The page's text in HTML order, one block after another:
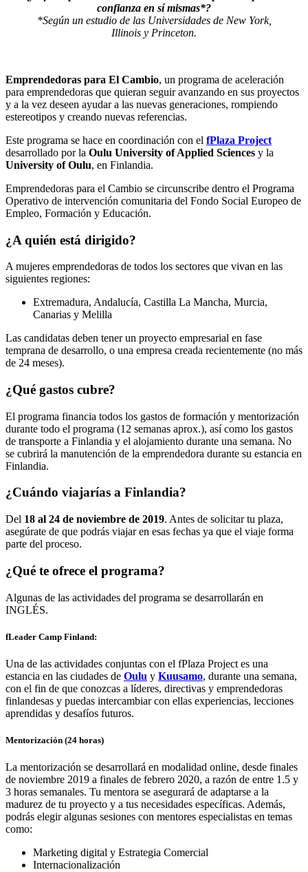
confianza en sí mismas*?
*Según un estudio de las Universidades de New York,
Illinois y Princeton.
Emprendedoras para El Cambio, un programa de aceleración
para emprendedoras que quieran seguir avanzando en sus proyectos
y a la vez deseen ayudar a las nuevas generaciones, rompiendo
estereotipos y creando nuevas referencias.
Este programa se hace en coordinación con el fPlaza Project
desarrollado por la Oulu University of Applied Sciences y la
University of Oulu, en Finlandia.
Emprendedoras para el Cambio se circunscribe dentro el Programa
Operativo de intervención comunitaria del Fondo Social Europeo de
Empleo, Formación y Educación.
¿A quién está dirigido?
A mujeres emprendedoras de todos los sectores que vivan en las
siguientes regiones:
Extremadura, Andalucía, Castilla La Mancha, Murcia,
Canarias y Melilla
Las candidatas deben tener un proyecto empresarial en fase
temprana de desarrollo, o una empresa creada recientemente (no más
de 24 meses).
¿Qué gastos cubre?
El programa financia todos los gastos de formación y mentorización
durante todo el programa (12 semanas aprox.), así como los gastos
de transporte a Finlandia y el alojamiento durante una semana. No
se cubrirá la manutención de la emprendedora durante su estancia en
Finlandia.
¿Cuándo viajarías a Finlandia?
Del 18 al 24 de noviembre de 2019. Antes de solicitar tu plaza,
asegúrate de que podrás viajar en esas fechas ya que el viaje forma
parte del proceso.
¿Qué te ofrece el programa?
Algunas de las actividades del programa se desarrollarán en
INGLÉS.
fLeader Camp Finland:
Una de las actividades conjuntas con el fPlaza Project es una
estancia en las ciudades de Oulu y Kuusamo, durante una semana,
con el fin de que conozcas a líderes, directivas y emprendedoras
finlandesas y puedas intercambiar con ellas experiencias, lecciones
aprendidas y desafíos futuros.
Mentorización (24 horas)
La mentorización se desarrollará en modalidad online, desde finales
de noviembre 2019 a finales de febrero 2020, a razón de entre 1.5 y
3 horas semanales. Tu mentora se asegurará de adaptarse a la
madurez de tu proyecto y a tus necesidades específicas. Además,
podrás elegir algunas sesiones con mentores especialistas en temas
como:
Marketing digital y Estrategia Comercial
Internacionalización